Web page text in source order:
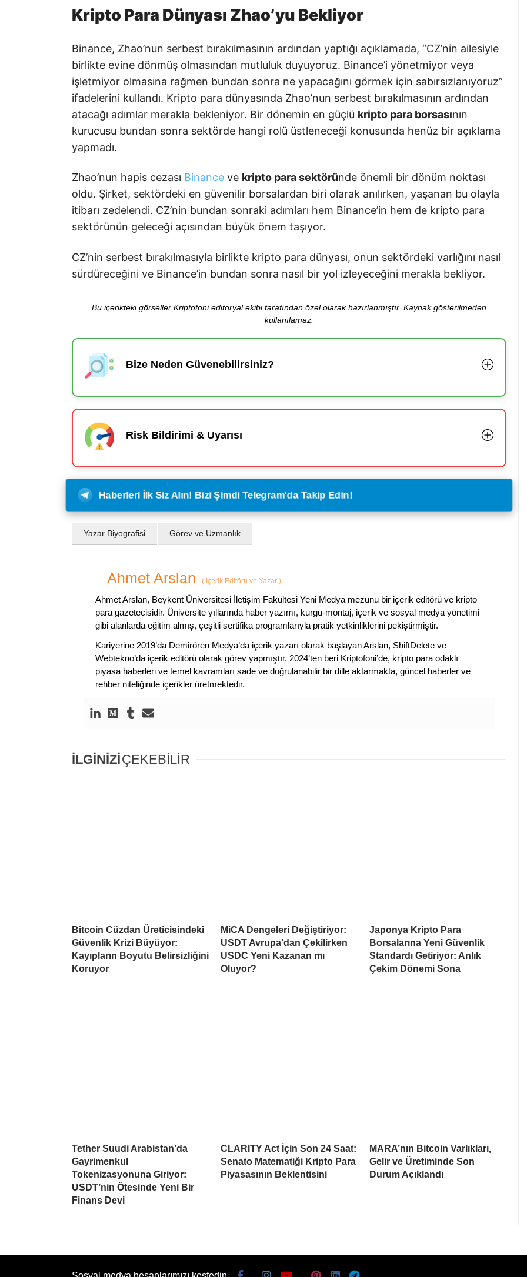
Kripto Para Dünyası Zhao’yu Bekliyor
Binance, Zhao’nun serbest bırakılmasının ardından yaptığı açıklamada, “CZ’nin ailesiyle
birlikte evine dönmüş olmasından mutluluk duyuyoruz. Binance’i yönetmiyor veya
işletmiyor olmasına rağmen bundan sonra ne yapacağını görmek için sabırsızlanıyoruz”
ifadelerini kullandı. Kripto para dünyasında Zhao’nun serbest bırakılmasının ardından
atacağı adımlar merakla bekleniyor. Bir dönemin en güçlü kripto para borsasının
kurucusu bundan sonra sektörde hangi rolü üstleneceği konusunda henüz bir açıklama
yapmadı.
Zhao’nun hapis cezası Binance ve kripto para sektöründe önemli bir dönüm noktası
oldu. Şirket, sektördeki en güvenilir borsalardan biri olarak anılırken, yaşanan bu olayla
itibarı zedelendi. CZ’nin bundan sonraki adımları hem Binance’in hem de kripto para
sektörünün geleceği açısından büyük önem taşıyor.
CZ’nin serbest bırakılmasıyla birlikte kripto para dünyası, onun sektördeki varlığını nasıl
sürdüreceğini ve Binance’in bundan sonra nasıl bir yol izleyeceğini merakla bekliyor.
Bu içerikteki görseller Kriptofoni editoryal ekibi tarafından özel olarak hazırlanmıştır. Kaynak gösterilmeden
kullanılamaz.
Bize Neden Güvenebilirsiniz?
Risk Bildirimi & Uyarısı
Haberleri İlk Siz Alın! Bizi Şimdi Telegram'da Takip Edin!
Yazar Biyografisi Görev ve Uzmanlık
Ahmet Arslan ( İçerik Editörü ve Yazar )
Ahmet Arslan, Beykent Üniversitesi İletişim Fakültesi Yeni Medya mezunu bir içerik editörü ve kripto
para gazetecisidir. Üniversite yıllarında haber yazımı, kurgu-montaj, içerik ve sosyal medya yönetimi
gibi alanlarda eğitim almış, çeşitli sertifika programlarıyla pratik yetkinliklerini pekiştirmiştir.
Kariyerine 2019’da Demirören Medya’da içerik yazarı olarak başlayan Arslan, ShiftDelete ve
Webtekno’da içerik editörü olarak görev yapmıştır. 2024’ten beri Kriptofoni’de, kripto para odaklı
piyasa haberleri ve temel kavramları sade ve doğrulanabilir bir dille aktarmakta, güncel haberler ve
rehber niteliğinde içerikler üretmektedir.
İLGİNİZİÇEKEBİLİR
Bitcoin Cüzdan Üreticisindeki
Güvenlik Krizi Büyüyor:
Kayıpların Boyutu Belirsizliğini
Koruyor
MiCA Dengeleri Değiştiriyor:
USDT Avrupa’dan Çekilirken
USDC Yeni Kazanan mı
Oluyor?
Japonya Kripto Para
Borsalarına Yeni Güvenlik
Standardı Getiriyor: Anlık
Çekim Dönemi Sona
Tether Suudi Arabistan’da
Gayrimenkul
Tokenizasyonuna Giriyor:
USDT’nin Ötesinde Yeni Bir
Finans Devi
CLARITY Act İçin Son 24 Saat:
Senato Matematiği Kripto Para
Piyasasının Beklentisini
MARA’nın Bitcoin Varlıkları,
Gelir ve Üretiminde Son
Durum Açıklandı